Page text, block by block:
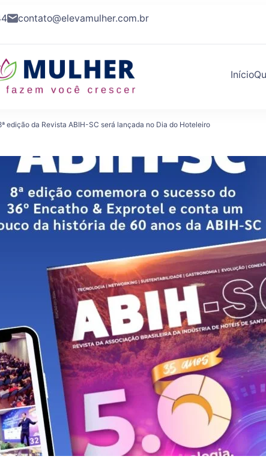
contato@elevamulher.com.br
Início
edição da Revista ABIH-SC será lançada no Dia do Hoteleiro